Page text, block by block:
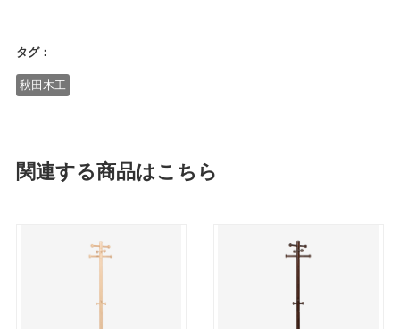
タグ：
秋田木工
関連する商品はこちら